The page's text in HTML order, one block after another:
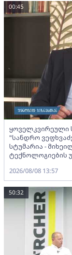
ყოველკვირეული
"სანდრო
სტუმარია -
ტექნოლოგიების
00:45
2026/08/08 13:57
50:32